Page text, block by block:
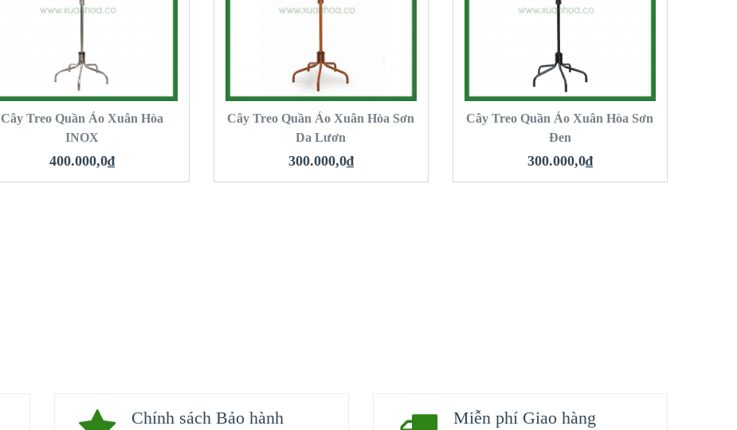
QUICK LOOK
VIEW DETAILS
MUA HÀNG
Cây Treo Quần Áo Xuân Hòa
INOX
400.000,0₫
QUICK LOOK
VIEW DETAILS
MUA HÀNG
Cây Treo Quần Áo Xuân Hòa Sơn
Da Lươn
300.000,0₫
QUICK LOOK
VIEW DETAILS
MUA HÀNG
Cây Treo Quần Áo Xuân Hòa Sơn
Đen
300.000,0₫
Chính sách Bảo hành Miễn phí Giao hàng